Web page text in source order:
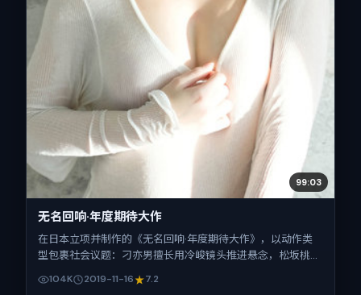
99:03
无名回响·年度期待大作
在日本立项并制作的《无名回响·年度期待大作》，以动作类
型包裹社会议题：刁亦男擅长用冷峻镜头推进悬念，松坂桃
2019-11-16；片长108分钟；适合关注现实质感与类型片结构
104K 2019-11-16 7.2